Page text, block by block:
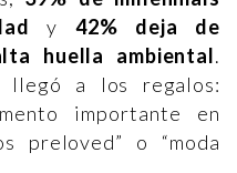
y 42% deja de
huella ambiental.
llegó a los regalos:
importante en
preloved” o “moda